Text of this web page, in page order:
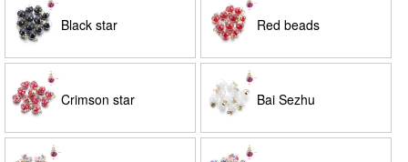
Black star Red beads
Crimson star Bai Sezhu